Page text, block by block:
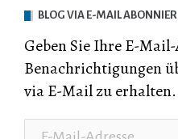
BLOG VIA E-MAIL
Geben Sie Ihre E-
Benachrichtigungen
via E-Mail zu erhalten.